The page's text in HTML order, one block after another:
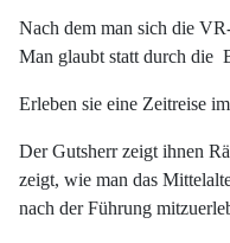
Nach dem man sich die
Man glaubt statt durch die
Erleben sie eine Zeitreise
Der Gutsherr zeigt ihnen
zeigt, wie man das
nach der Führung